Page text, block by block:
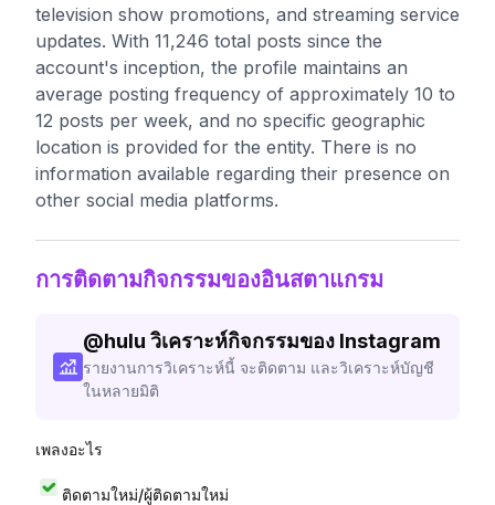
television show promotions, and streaming service
updates. With 11,246 total posts since the
account's inception, the profile maintains an
average posting frequency of approximately 10 to
12 posts per week, and no specific geographic
location is provided for the entity. There is no
information available regarding their presence on
other social media platforms.
การติดตามกิจกรรมของอินสตาแกรม
@hulu วิเคราะห์กิจกรรมของ Instagram
รายงานการวิเคราะห์นี้ จะติดตาม และวิเคราะห์บัญชี
ในหลายมิติ
เพลงอะไร
ติดตามใหม่/ผู้ติดตามใหม่